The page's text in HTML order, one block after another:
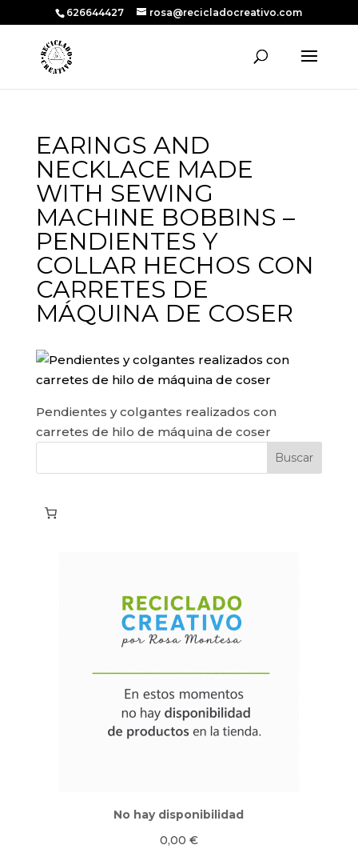
626644427 rosa@recicladocreativo.com
EARINGS AND
NECKLACE MADE
WITH SEWING
MACHINE BOBBINS –
PENDIENTES Y
COLLAR HECHOS CON
CARRETES DE
MÁQUINA DE COSER
Pendientes y colgantes realizados con
carretes de hilo de máquina de coser
No hay disponibilidad
0,00 €